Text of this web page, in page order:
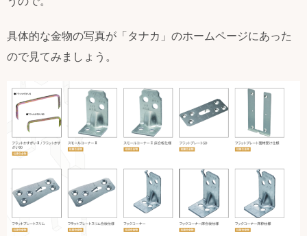
具体的な金物の写真が「タナカ」のホームページにあった
ので見てみましょう。